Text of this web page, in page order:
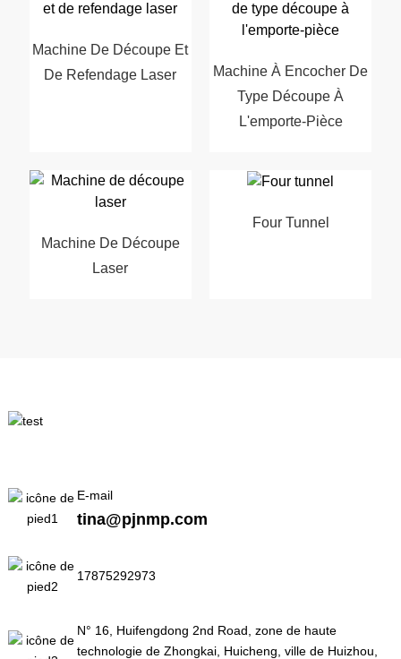
Machine De Découpe Et
De Refendage Laser
Machine À Encocher De
Type Découpe À
L'emporte-Pièce
Machine De Découpe
Laser
Four Tunnel
E-mail
tina@pjnmp.com
17875292973
N° 16, Huifengdong 2nd Road, zone de haute
technologie de Zhongkai, Huicheng, ville de Huizhou,